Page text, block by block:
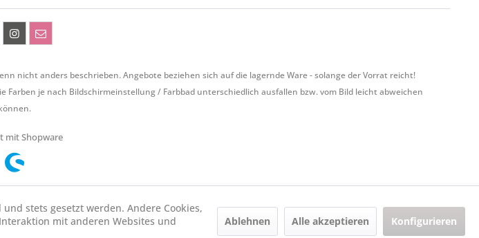
nicht anders beschrieben. Angebote beziehen sich auf die lagernde Ware - solange der Vorrat reicht!
je nach Bildschirmeinstellung / Farbbad unterschiedlich ausfallen bzw. vom Bild leicht abweichen
mit Shopware
stets gesetzt werden. Andere Cookies,
mit anderen Websites und
Ablehnen Alle akzeptieren Konfigurieren